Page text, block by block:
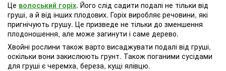
Це волоський горіх. Його слід садити подалі не тільки від
груші, а й від інших плодових. Горіх виробляє речовини, які
пригнічують грушу. Це призведе не тільки до зменшення
плодоношення, але може загинути і саме дерево.
Хвойні рослини також варто висаджувати подалі від груші,
оскільки вони закислюють грунт. Також поганими сусідами
для груші є черемха, береза, кущі ялівцю.